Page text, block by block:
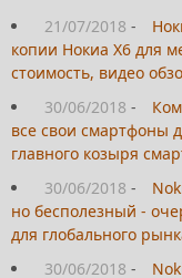
21/07/2018 -
копии Нокиа Х6 для
стоимость, видео
30/06/2018 -
все свои смартфоны
главного козыря
30/06/2018 -
но бесполезный -
для глобального
30/06/2018 -